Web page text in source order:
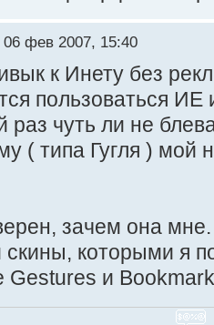
06 фев 2007, 15:40
к Инету без
пользоваться
чуть ли не
( типа Гугля ) мой
зачем она
которыми я
Gestures и